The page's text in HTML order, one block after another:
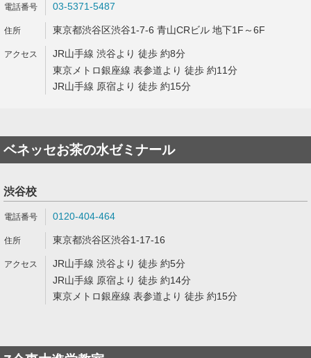
03-5371-5487
東京都渋谷区渋谷1-7-6 青山CRビル 地下1F～6F
JR山手線 渋谷より 徒歩 約8分
東京メトロ銀座線 表参道より 徒歩 約11分
JR山手線 原宿より 徒歩 約15分
ベネッセお茶の水ゼミナール
渋谷校
0120-404-464
東京都渋谷区渋谷1-17-16
JR山手線 渋谷より 徒歩 約5分
JR山手線 原宿より 徒歩 約14分
東京メトロ銀座線 表参道より 徒歩 約15分